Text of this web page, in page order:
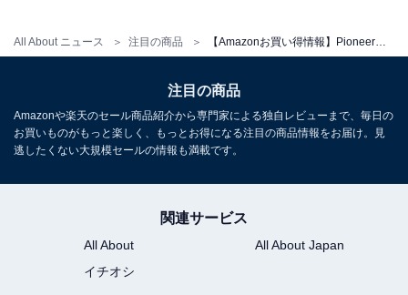
All About ニュース 注目の商品
Pioneer「TVM-FW1300-2-B」
Pioneer フリップダウンモニター TVM-FW1300-2-B 13.3
注目の商品
Amazonや楽天のセール商品紹介から専門家による独自レビューまで、毎日の
お買いものがもっと楽しく、もっとお得になる注目の商品情報をお届け。見
逃したくない大規模セールの情報も満載です。
関連サービス
All About
All About Japan
イチオシ